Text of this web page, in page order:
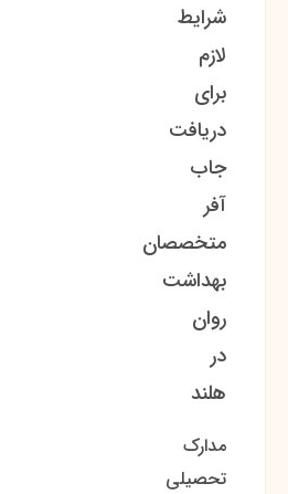
شرایط
لازم
برای
دریافت
جاب
آفر
متخصصان
بهداشت
روان
در
هلند
مدارک
تحصیلی